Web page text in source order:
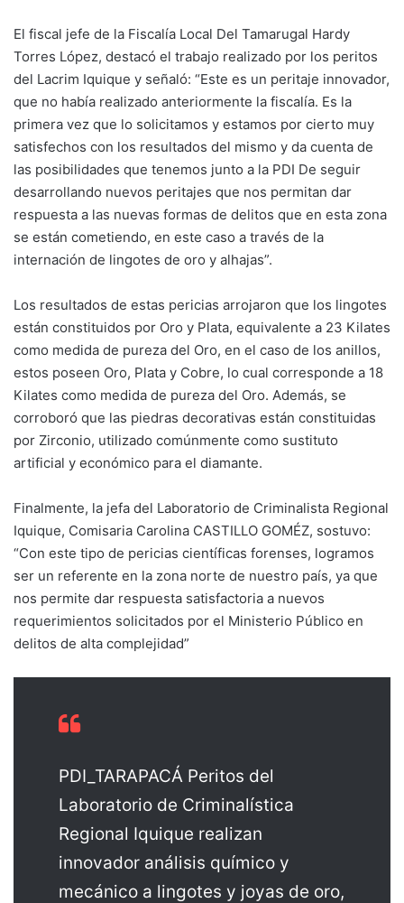
El fiscal jefe de la Fiscalía Local Del Tamarugal Hardy
Torres López, destacó el trabajo realizado por los peritos
del Lacrim Iquique y señaló: “Este es un peritaje innovador,
que no había realizado anteriormente la fiscalía. Es la
primera vez que lo solicitamos y estamos por cierto muy
satisfechos con los resultados del mismo y da cuenta de
las posibilidades que tenemos junto a la PDI De seguir
desarrollando nuevos peritajes que nos permitan dar
respuesta a las nuevas formas de delitos que en esta zona
se están cometiendo, en este caso a través de la
internación de lingotes de oro y alhajas”.
Los resultados de estas pericias arrojaron que los lingotes
están constituidos por Oro y Plata, equivalente a 23 Kilates
como medida de pureza del Oro, en el caso de los anillos,
estos poseen Oro, Plata y Cobre, lo cual corresponde a 18
Kilates como medida de pureza del Oro. Además, se
corroboró que las piedras decorativas están constituidas
por Zirconio, utilizado comúnmente como sustituto
artificial y económico para el diamante.
Finalmente, la jefa del Laboratorio de Criminalista Regional
Iquique, Comisaria Carolina CASTILLO GOMÉZ, sostuvo:
“Con este tipo de pericias científicas forenses, logramos
ser un referente en la zona norte de nuestro país, ya que
nos permite dar respuesta satisfactoria a nuevos
requerimientos solicitados por el Ministerio Público en
delitos de alta complejidad”
PDI_TARAPACÁ Peritos del
Laboratorio de Criminalística
Regional Iquique realizan
innovador análisis químico y
mecánico a lingotes y joyas de oro,